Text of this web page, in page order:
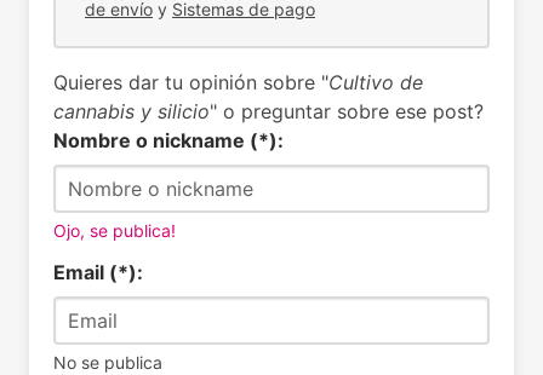
de envío y Sistemas de pago
Quieres dar tu opinión sobre "Cultivo de
cannabis y silicio" o preguntar sobre ese post?
Nombre o nickname (*):
Ojo, se publica!
Email (*):
No se publica